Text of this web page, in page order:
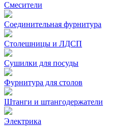
Смесители
Соединительная фурнитура
Столешницы и ЛДСП
Сушилки для посуды
Фурнитура для столов
Штанги и штангодержатели
Электрика